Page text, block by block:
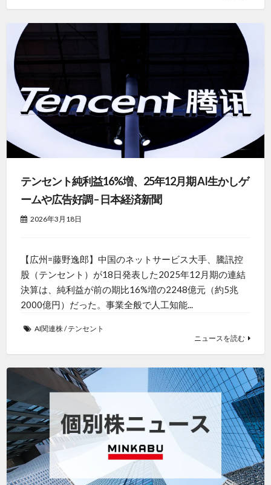
テンセント純利益16%増、25年12月期 AI生かしゲ
ームや広告好調 – 日本経済新聞
2026年3月18日
【広州=藤野逸郎】中国のネットサービス大手、騰訊控
股（テンセント）が18日発表した2025年12月期の連結
決算は、純利益が前の期比16%増の2248億元（約5兆
2000億円）だった。事業全般で人工知能...
AI関連株/テンセント
ニュースを読む